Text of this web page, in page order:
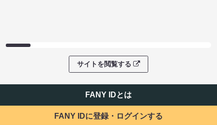
サイトを閲覧する
FANY IDとは
FANY IDに登録・ログインする